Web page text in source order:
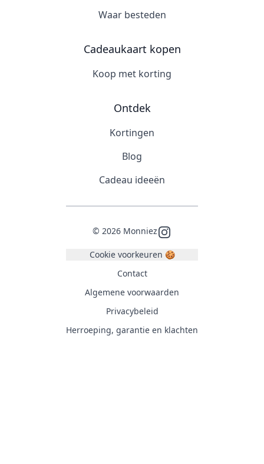
Waar besteden
Cadeaukaart kopen
Koop met korting
Ontdek
Kortingen
Blog
Cadeau ideeën
© 2026 MonniezInstagram
Cookie voorkeuren 🍪
Contact
Algemene voorwaarden
Privacybeleid
Herroeping, garantie en klachten